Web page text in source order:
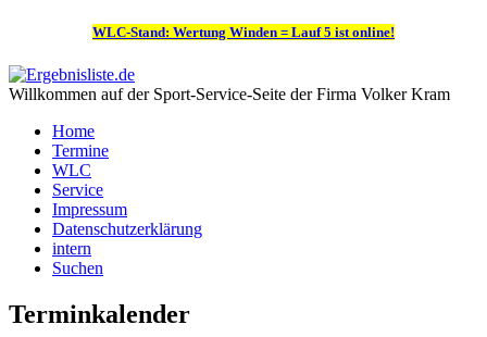
WLC-Stand: Wertung Winden = Lauf 5 ist online!
Willkommen auf der Sport-Service-Seite der Firma Volker Kram
Home
Termine
WLC
Service
Impressum
Datenschutzerklärung
intern
Suchen
Terminkalender